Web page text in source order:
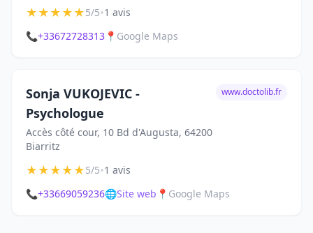
★★★★★5/5•1 avis
📞+33672728313 📍 Google Maps
Sonja VUKOJEVIC -
Psychologue
Accès côté cour, 10 Bd d'Augusta, 64200
Biarritz
www.doctolib.fr
★★★★★5/5•1 avis
📞+33669059236🌐Site web 📍 Google Maps